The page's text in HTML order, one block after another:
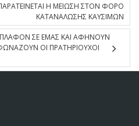
Η ΜΕΙΩΣΗ ΣΤΟΝ ΦΟΡΟ
ΚΑΤΑΝΑΛΩΣΗΣ ΚΑΥΣΙΜΩΝ
ΣΕ ΕΜΑΣ ΚΑΙ ΑΦΗΝΟΥΝ
ΟΙ ΠΡΑΤΗΡΙΟΥΧΟΙ